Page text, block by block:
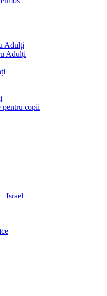
Adulți
Adulți
pentru copii
Israel